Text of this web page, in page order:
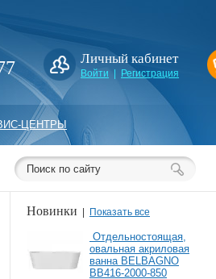
Личный кабинет
Войти Регистрация
ЦЕНТРЫ
Новинки Показать все
Отдельностоящая,
овальная акриловая
ванна BELBAGNO
BB416-2000-850